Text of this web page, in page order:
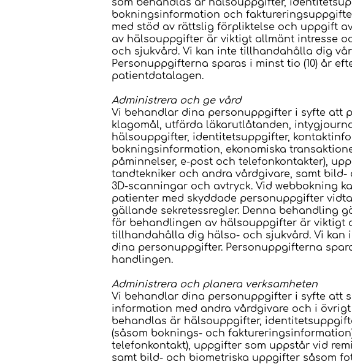
som behandlas är hälsouppgifter,
bokningsinformation och
med stöd av rättslig förpliktelse och uppgift
av hälsouppgifter är viktigt allmänt intresse
och sjukvård. Vi kan inte tillhandahålla dig
Personuppgifterna sparas i minst tio (10) år
patientdatalagen.
Administrera och ge vård
Vi behandlar dina personuppgifter i syfte att
klagomål, utfärda läkarutlåtanden,
hälsouppgifter, identitetsuppgifter,
bokningsinformation, ekonomiska
påminnelser, e-post och telefonkontakter),
tandtekniker och andra vårdgivare, samt
3D-scanningar och avtryck. Vid webbokning
patienter med skyddade personuppgifter
gällande sekretessregler. Denna behandling
för behandlingen av hälsouppgifter är viktigt
tillhandahålla dig hälso- och sjukvård. Vi
dina personuppgifter. Personuppgifterna
handlingen.
Administrera och planera verksamheten
Vi behandlar dina personuppgifter i syfte att
information med andra vårdgivare och i
behandlas är hälsouppgifter,
(såsom boknings- och
telefonkontakt), uppgifter som uppstår vid
samt bild- och biometriska uppgifter såsom